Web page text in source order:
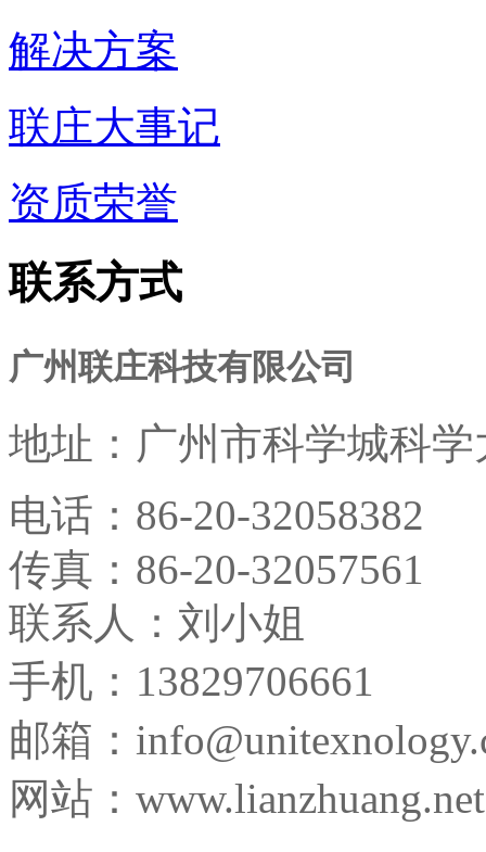
解决方案
联庄大事记
资质荣誉
联系方式
广州联庄科技有限公司
地址： 广州市科学城科
电话： 86-20-32058382
传真： 86-20-32057561
联系人：刘小姐
手机：13829706661
邮箱：
网站：www.lianzhuang.net